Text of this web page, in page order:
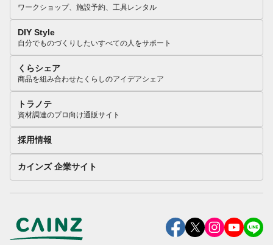
ワークショップ、施設予約、工具レンタル
DIY Style
自分でものづくりしたいすべての人をサポート
くらシェア
商品を組み合わせたくらしのアイデアシェア
トラノテ
資材調達のプロ向け通販サイト
採用情報
カインズ 企業サイト